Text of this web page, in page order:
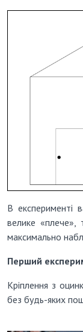
В експерименті
велике «плече»,
максимально
Перший
Кріплення з
без будь-яких